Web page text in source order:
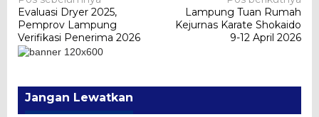
pos
Evaluasi Dryer 2025,
Pemprov Lampung
Verifikasi Penerima 2026
Lampung Tuan Rumah
Kejurnas Karate Shokaido
9-12 April 2026
Jangan Lewatkan